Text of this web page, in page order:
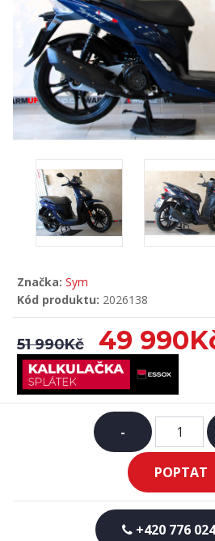
Značka: Sym
Kód produktu: 2026138
51 990Kč 49
-
POPTAT
+420 776